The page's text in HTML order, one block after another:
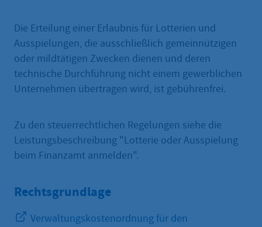
Die Erteilung einer Erlaubnis für Lotterien und
Ausspielungen, die ausschließlich gemeinnützigen
oder mildtätigen Zwecken dienen und deren
technische Durchführung nicht einem gewerblichen
Unternehmen übertragen wird, ist gebührenfrei.
Zu den steuerrechtlichen Regelungen siehe die
Leistungsbeschreibung "Lotterie oder Ausspielung
beim Finanzamt anmelden".
Rechtsgrundlage
Verwaltungskostenordnung für den